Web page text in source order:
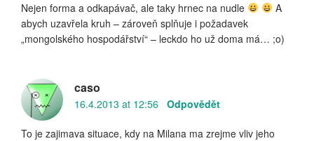
Nejen forma a odkapávač, ale taky hrnec na nudle
A
abych uzavřela kruh – zároveň splňuje i požadavek
„mongolského hospodářství“ – leckdo ho už doma má… ;o)
caso
16.4.2013 at 12:56 Odpovědět
To je zajimava situace, kdy na Milana ma zrejme vliv jeho